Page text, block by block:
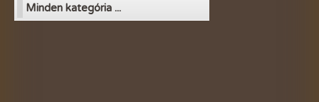
Minden kategória ...